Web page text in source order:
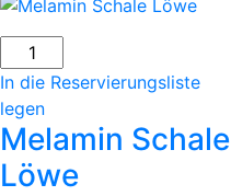
Melamin
Schale
Löwe
Menge
In die Reservierungsliste
legen
Melamin Schale
Löwe